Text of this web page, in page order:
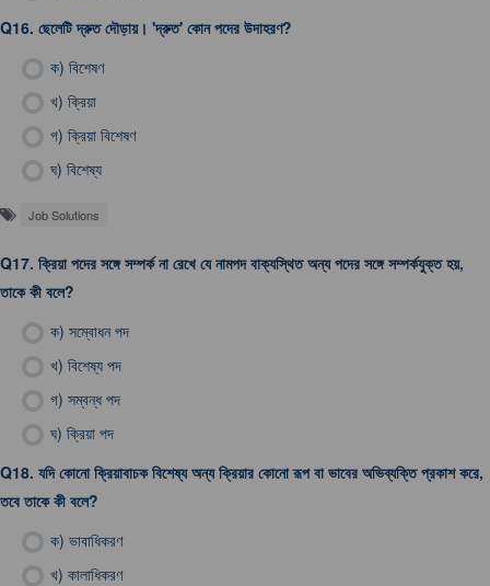
Q16. ছেলেটি দ্রুত দৌড়ায়। 'দ্রুত' কোন পদের উদাহরণ?
ক) বিশেষণ
খ) ক্রিয়া
গ) ক্রিয়া বিশেষণ
ঘ) বিশেষ্য
Job Solutions
Q17. ক্রিয়া পদের সঙ্গে সম্পর্ক না রেখে যে নামপদ বাক্যস্থিত অন্য পদের সঙ্গে সম্পর্কযুক্ত হয়,
তাকে কী বলে?
ক) সম্বোধন পদ
খ) বিশেষ্য পদ
গ) সম্বন্ধ পদ
ঘ) ক্রিয়া পদ
Q18. যদি কোনো ক্রিয়াবাচক বিশেষ্য অন্য ক্রিয়ার কোনো রূপ বা ভাবের অভিব্যক্তি প্রকাশ করে,
তবে তাকে কী বলে?
ক) ভাবাধিকরণ
খ) কালাধিকরণ